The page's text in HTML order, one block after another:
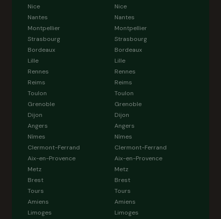
Nice
Nantes
Montpellier
Strasbourg
Bordeaux
Lille
Rennes
Reims
Toulon
Grenoble
Dijon
Angers
Nîmes
Clermont-Ferrand
Aix-en-Provence
Metz
Brest
Tours
Amiens
Limoges
Nice
Nantes
Montpellier
Strasbourg
Bordeaux
Lille
Rennes
Reims
Toulon
Grenoble
Dijon
Angers
Nîmes
Clermont-Ferrand
Aix-en-Provence
Metz
Brest
Tours
Amiens
Limoges